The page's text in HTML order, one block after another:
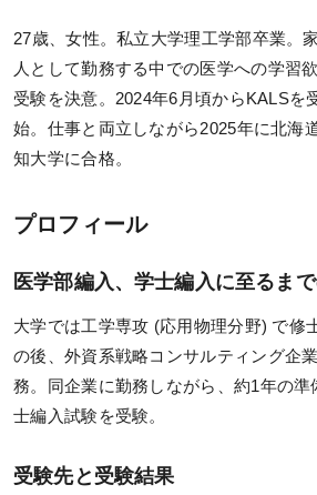
動画・合格実績
合格実績
合格体験記
模試・テスト
実力テスト
これから医学部編入を目指す方へ
27歳、女性。私立大学理工学部卒業。
人として勤務する中での医学への学習
受験を決意。2024年6月頃からKALSを
始。仕事と両立しながら2025年に北海
知大学に合格。
プロフィール
医学部編入、学士編入に至るま
大学では工学専攻 (応用物理分野) で修
の後、外資系戦略コンサルティング企
務。同企業に勤務しながら、約1年の
士編入試験を受験。
受験先と受験結果